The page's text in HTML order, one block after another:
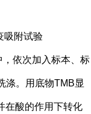
吸附试验
依次加入标本、标
涤。用底物TMB显
在酸的作用下转化